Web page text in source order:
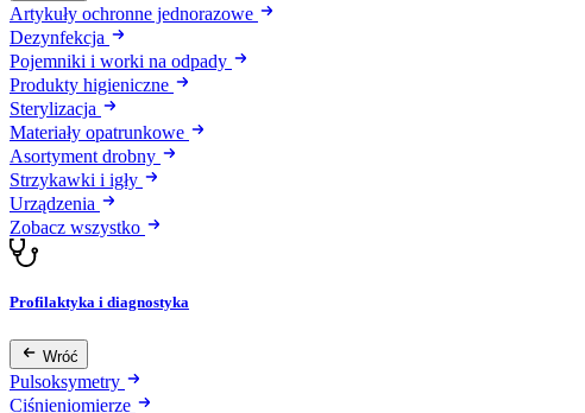
Artykuły ochronne jednorazowe
Dezynfekcja
Pojemniki i worki na odpady
Produkty higieniczne
Sterylizacja
Materiały opatrunkowe
Asortyment drobny
Strzykawki i igły
Urządzenia
Zobacz wszystko
Profilaktyka i diagnostyka
Wróć
Pulsoksymetry
Ciśnieniomierze